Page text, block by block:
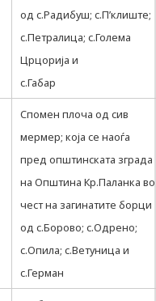
од с.Радибуш; с.П’клиште;
с.Петралица; с.Голема
Црцорија и
с.Габар
Спомен плоча од сив
мермер; која се наоѓа
пред општинската зграда
на Општина Кр.Паланка во
чест на загинатите борци
од с.Борово; с.Одрено;
с.Опила; с.Ветуница и
с.Герман